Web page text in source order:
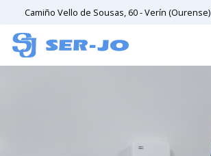
Camiño Vello de Sousas, 60 - Verín (Ourense)